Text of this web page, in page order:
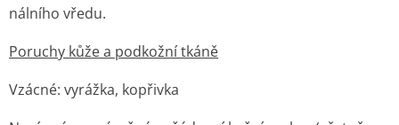
nálního vředu.
Poruchy kůže a podkožní tkáně
Vzácné: vyrážka, kopřivka